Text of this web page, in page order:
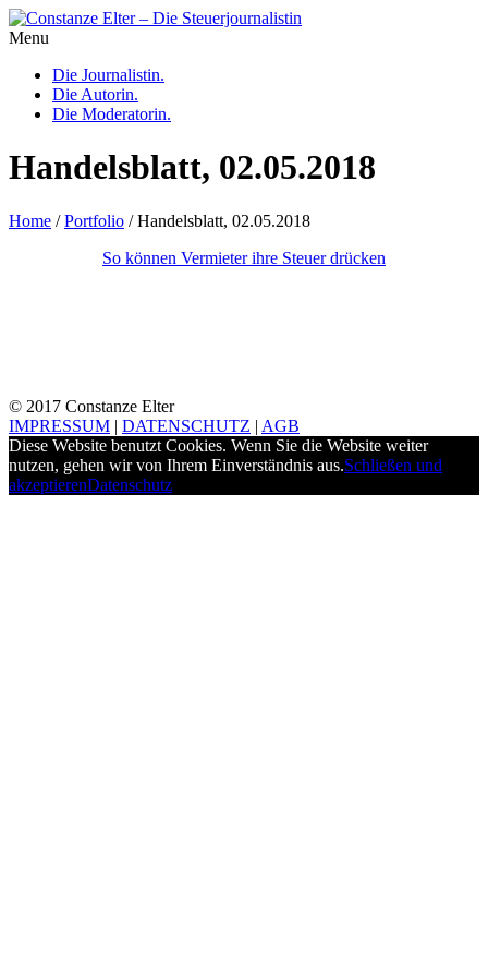
Menu
Die Journalistin.
Die Autorin.
Die Moderatorin.
Handelsblatt, 02.05.2018
Home /Portfolio /Handelsblatt, 02.05.2018
So können Vermieter ihre Steuer drücken
© 2017 Constanze Elter
IMPRESSUM | DATENSCHUTZ | AGB
Diese Website benutzt Cookies. Wenn Sie die Website weiter
nutzen, gehen wir von Ihrem Einverständnis aus.Schließen und
akzeptierenDatenschutz